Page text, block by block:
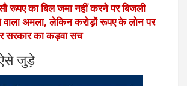
रूपए का बिल जमा नहीं करने पर बिजली
अमला, लेकिन करोड़ों रूपए के लोन पर
सरकार का कड़वा सच
जुड़े